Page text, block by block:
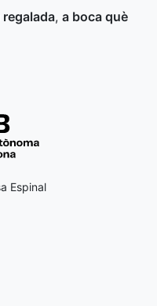
regalada, a boca què
Espinal